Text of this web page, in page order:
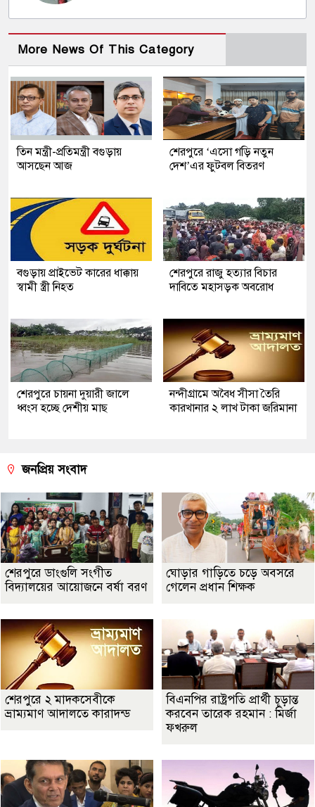
More News Of This Category
তিন মন্ত্রী-প্রতিমন্ত্রী বগুড়ায়
আসছেন আজ
শেরপুরে ‘এসো গড়ি নতুন
দেশ’এর ফুটবল বিতরণ
বগুড়ায় প্রাইভেট কারের ধাক্কায়
স্বামী স্ত্রী নিহত
শেরপুরে রাজু হত্যার বিচার
দাবিতে মহাসড়ক অবরোধ
শেরপুরে চায়না দুয়ারী জালে
ধ্বংস হচ্ছে দেশীয় মাছ
নন্দীগ্রামে অবৈধ সীসা তৈরি
কারখানার ২ লাখ টাকা জরিমানা
জনপ্রিয় সংবাদ
শেরপুরে ডাংগুলি সংগীত
বিদ্যালয়ের আয়োজনে বর্ষা বরণ
ঘোড়ার গাড়িতে চড়ে অবসরে
গেলেন প্রধান শিক্ষক
শেরপুরে ২ মাদকসেবীকে
ভ্রাম্যমাণ আদালতে কারাদন্ড
বিএনপির রাষ্ট্রপতি প্রার্থী চূড়ান্ত
করবেন তারেক রহমান : মির্জা
ফখরুল